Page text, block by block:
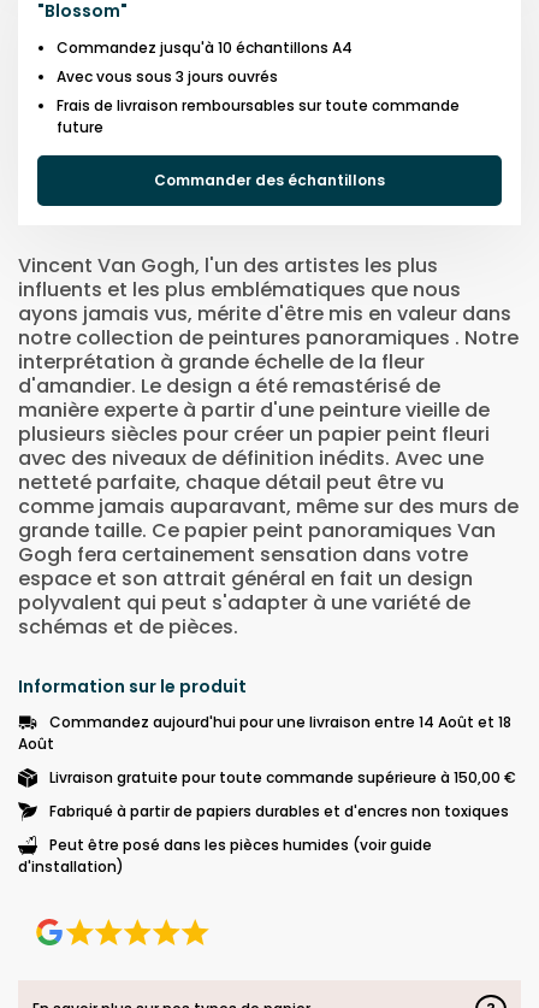
"Blossom"
Commandez jusqu'à 10 échantillons A4
Avec vous sous 3 jours ouvrés
Frais de livraison remboursables sur toute commande
future
Commander des échantillons
Vincent Van Gogh, l'un des artistes les plus
influents et les plus emblématiques que nous
ayons jamais vus, mérite d'être mis en valeur dans
notre collection de peintures panoramiques . Notre
interprétation à grande échelle de la fleur
d'amandier. Le design a été remastérisé de
manière experte à partir d'une peinture vieille de
plusieurs siècles pour créer un papier peint fleuri
avec des niveaux de définition inédits. Avec une
netteté parfaite, chaque détail peut être vu
comme jamais auparavant, même sur des murs de
grande taille. Ce papier peint panoramiques Van
Gogh fera certainement sensation dans votre
espace et son attrait général en fait un design
polyvalent qui peut s'adapter à une variété de
schémas et de pièces.
Information sur le produit
Commandez aujourd'hui pour une livraison entre 14 Août et 18
Août
Livraison gratuite pour toute commande supérieure à 150,00 €
Fabriqué à partir de papiers durables et d'encres non toxiques
Peut être posé dans les pièces humides (voir guide
d'installation)